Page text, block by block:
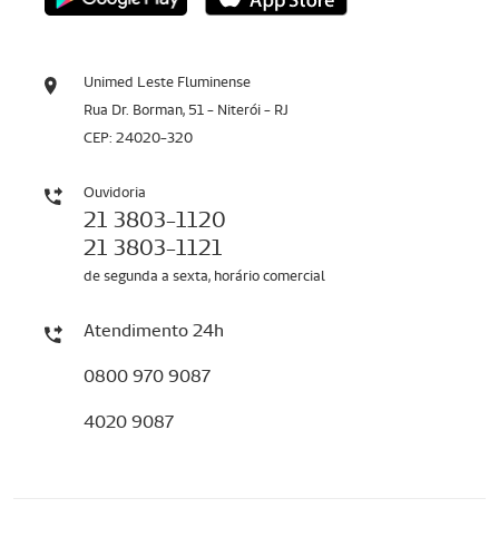
Unimed Leste Fluminense
Rua Dr. Borman, 51 - Niterói - RJ
CEP: 24020-320
Ouvidoria
21 3803-1120
21 3803-1121
de segunda a sexta, horário comercial
Atendimento 24h
0800 970 9087
4020 9087